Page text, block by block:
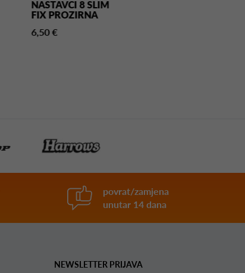
NASTAVCI 8 SLIM
FIX PROZIRNA
6,50 €
povrat/zamjena
unutar 14 dana
NEWSLETTER PRIJAVA